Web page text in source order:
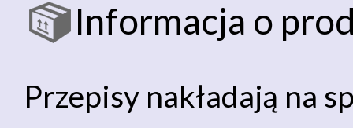
Informacja o
Przepisy nakładają na